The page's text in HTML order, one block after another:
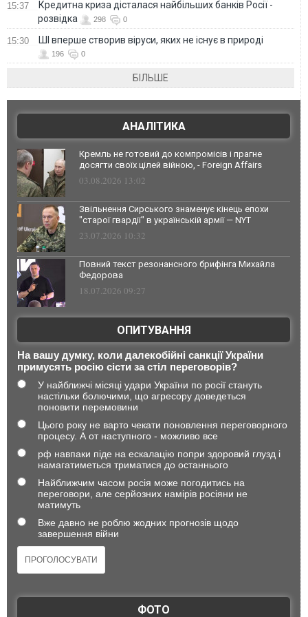
15:37
Кредитна криза дісталася найбільших банків Росії -
розвідка
298 0
15:30 ШІ вперше створив віруси, яких не існує в природі
196 0
БІЛЬШЕ
АНАЛІТИКА
Кремль не готовий до компромісів і прагне
досягти своїх цілей війною, - Foreign Affairs
03.08.2026 13:02
Звільнення Сирського знаменує кінець епохи
"старої гвардії" в українській армії — NYT
23.07.2026 10:32
Повний текст резонансного брифінга Михайла
Федорова
18.07.2026 09:27
ОПИТУВАННЯ
На вашу думку, коли далекобійні санкції України
примусять росію сісти за стіл переговорів?
У найближчі місяці удари України по росії стануть
настільки болючими, що агресору доведеться
поновити перемовини
Цього року не варто чекати поновлення переговорного
процесу. А от наступного - можливо все
рф навпаки піде на ескалацію попри здоровий глузд і
намагатиметься триматися до останнього
Найближчим часом росія може погодитись на
переговори, але серйозних намірів росіяни не
матимуть
Вже давно не роблю жодних прогнозів щодо
завершення війни
ФОТО